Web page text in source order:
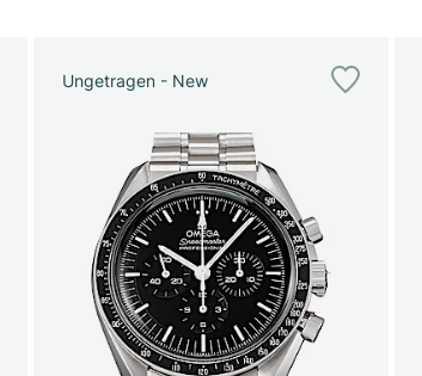
Ungetragen - New